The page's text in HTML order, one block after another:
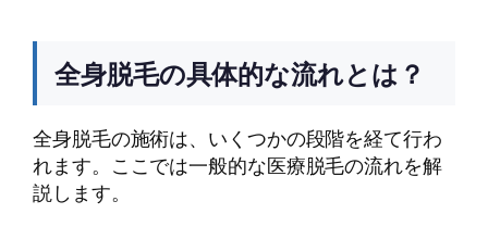
全身脱毛の具体的な流れとは？
全身脱毛の施術は、いくつかの段階を経て行わ
れます。ここでは一般的な医療脱毛の流れを解
説します。